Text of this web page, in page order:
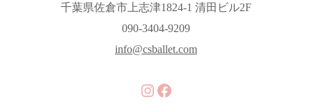
千葉県佐倉市上志津1824-1 清田ビル2F
090-3404-9209
info@csballet.com
Instagram
Facebook